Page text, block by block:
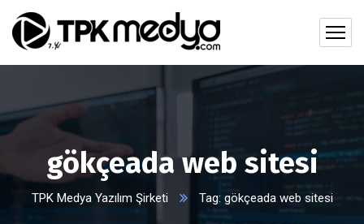
gökçeada web sitesi
TPK Medya Yazılım Şirketi Tag: gökçeada web sitesi